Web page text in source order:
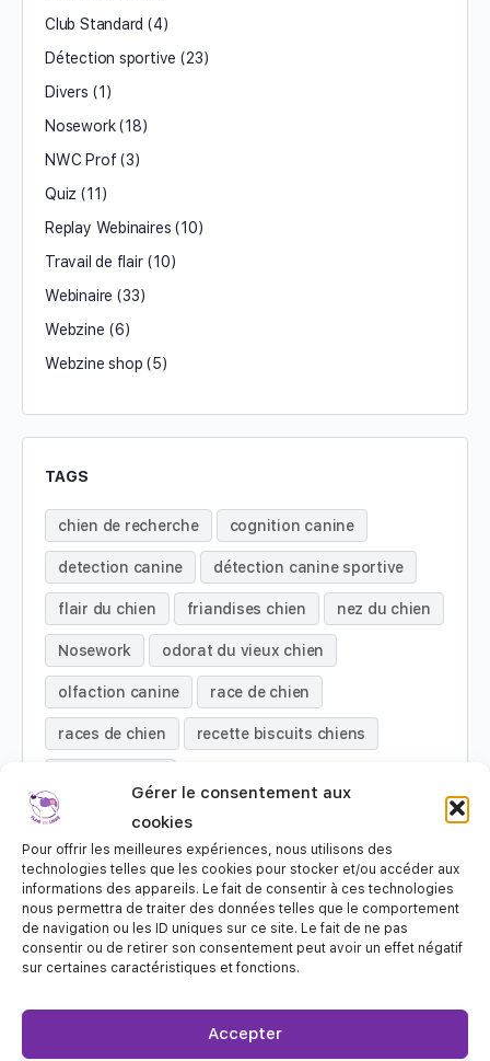
Gérer le consentement aux
cookies
Pour offrir les meilleures expériences, nous utilisons des
technologies telles que les cookies pour stocker et/ou accéder aux
informations des appareils. Le fait de consentir à ces technologies
nous permettra de traiter des données telles que le comportement
de navigation ou les ID uniques sur ce site. Le fait de ne pas
consentir ou de retirer son consentement peut avoir un effet négatif
sur certaines caractéristiques et fonctions.
Accepter
Club Standard (4)
Détection sportive (23)
Divers (1)
Nosework(18)
NWC Prof (3)
Quiz (11)
Replay Webinaires (10)
Travail de flair(10)
Webinaire (33)
Webzine (6)
Webzine shop (5)
TAGS
chien de recherche cognition canine
detection canine détection canine sportive
flair du chien friandises chien nez du chien
Nosework odorat du vieux chien
olfaction canine race de chien
races de chien recette biscuits chiens
W27 – Travail de flair au quotidien
24 juillet 2026